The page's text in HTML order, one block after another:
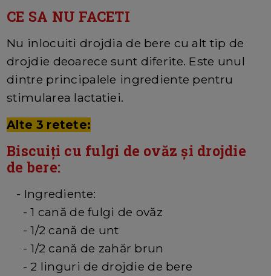
CE SA NU FACETI
Nu inlocuiti drojdia de bere cu alt tip de
drojdie deoarece sunt diferite. Este unul
dintre principalele ingrediente pentru
stimularea lactatiei.
Alte 3 retete:
Biscuiți cu fulgi de ovăz și drojdie
de bere:
- Ingrediente:
- 1 cană de fulgi de ovăz
- 1/2 cană de unt
- 1/2 cană de zahăr brun
- 2 linguri de drojdie de bere